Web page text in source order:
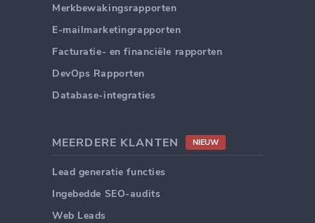
Merkbewakingsrapporten
E-mailmarketingrapporten
Facturatie- en financiële rapporten
DevOps Rapporten
Database-integraties
MEERDERE KLANTEN NIEUW
Lead generatie functies
Ingebedde SEO-audits
Web Leads